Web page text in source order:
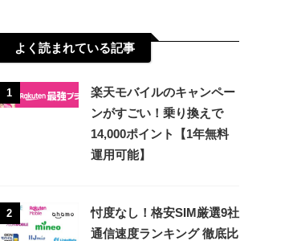
よく読まれている記事
1
楽天モバイルのキャンペー
ンがすごい！乗り換えで
14,000ポイント【1年無料
運用可能】
2
忖度なし！格安SIM厳選9社
通信速度ランキング 徹底比